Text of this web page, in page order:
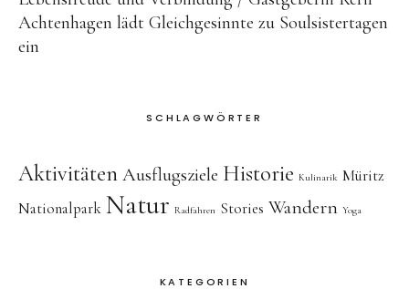
Achtenhagen lädt Gleichgesinnte zu Soulsistertagen
ein
SCHLAGWÖRTER
Aktivitäten Ausflugsziele Historie Kulinarik Müritz
Nationalpark Natur Radfahren Stories Wandern Yoga
KATEGORIEN